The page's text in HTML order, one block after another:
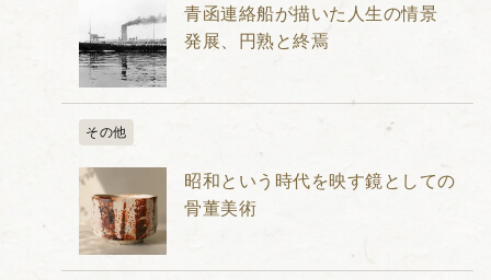
青函連絡船が描いた人生の情景
発展、円熟と終焉
その他
昭和という時代を映す鏡としての
骨董美術